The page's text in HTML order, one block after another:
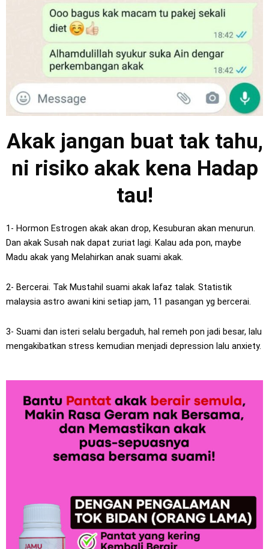
Akak jangan buat tak tahu,
ni risiko akak kena Hadap
tau!
1- Hormon Estrogen akak akan drop, Kesuburan akan menurun.
Dan akak Susah nak dapat zuriat lagi. Kalau ada pon, maybe
Madu akak yang Melahirkan anak suami akak.
2- Bercerai. Tak Mustahil suami akak lafaz talak. Statistik
malaysia astro awani kini setiap jam, 11 pasangan yg bercerai.
3- Suami dan isteri selalu bergaduh, hal remeh pon jadi besar, lalu
mengakibatkan stress kemudian menjadi depression lalu anxiety.